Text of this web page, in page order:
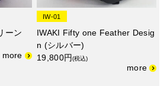
ーン
IW-01
IWAKI Fifty one Feather Desig
n (シルバー)
19,800円(税込)